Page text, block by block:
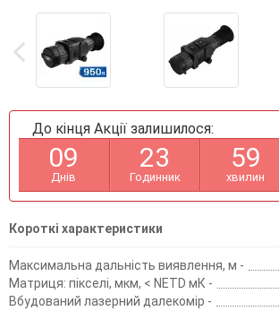
До кінця Акції залишилося:
09
Днів
23
Годинник
59
хвилин
Короткі характеристики
Максимальна дальність виявлення, м -
Матриця: пікселі, мкм, < NETD мК -
Вбудований лазерний далекомір -